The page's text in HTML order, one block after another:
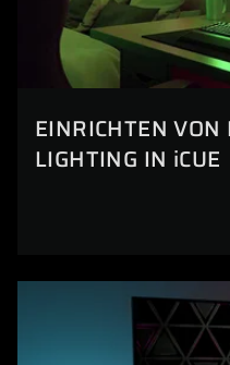
EINRICHTEN
LIGHTING IN iCUE